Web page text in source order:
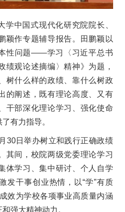
学中国式现代化研究院院长、
颖作专题辅导报告。田鹏颖以
本性问题——学习〈习近平总书
绩观论述摘编〉精神》为题，
树什么样的政绩、靠什么树政
的阐述，既有理论高度、又有
干部深化理论学习、强化使命
有力指导。
30日举办树立和践行正确政绩
其间，校院两级党委理论学习
体学习、集中研讨、个人自学
发干事创业热情，以“学”有质
效为学校各项事业高质量内涵
强大精神动力。